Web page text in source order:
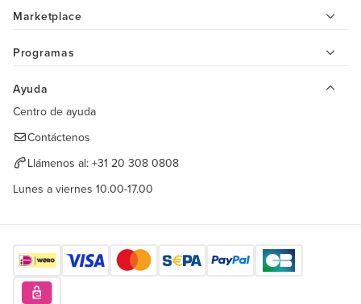
Marketplace
Programas
Ayuda
Centro de ayuda
Contáctenos
Llámenos al: +31 20 308 0808
Lunes a viernes 10.00-17.00